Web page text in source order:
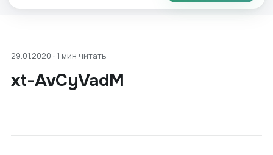
29.01.2020 · 1 мин читать
xt-AvCyVadM